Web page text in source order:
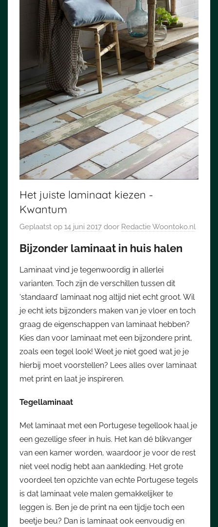
Het juiste laminaat kiezen -
Kwantum
Geplaatst op 14 juni 2017 door Redactie Woontoko.nl
Bijzonder laminaat in huis halen
Laminaat vind je tegenwoordig in allerlei
varianten. Toch zijn de verschillen tussen dit
‘standaard’ laminaat nog altijd niet echt groot. Wil
je echt iets bijzonders maken van je vloer en toch
graag de eigenschappen van laminaat hebben?
Kies dan voor laminaat met een bijzondere print,
zoals een tegel look! Weet je niet goed wat je je
hierbij moet voorstellen? Lees alles over laminaat
met print en laat je inspireren.
Tegellaminaat
Met laminaat met een Portugese tegellook haal je
een gezellige sfeer in huis. Het kan dé blikvanger
van een kamer worden, waardoor je voor de rest
niet veel nodig hebt aan aankleding. Het grote
voordeel ten opzichte van echte Portugese tegels
is dat laminaat vele malen gemakkelijker te
leggen is. Ben je de print na een tijdje toch een
beetje beu? Dan is laminaat ook eenvoudig en